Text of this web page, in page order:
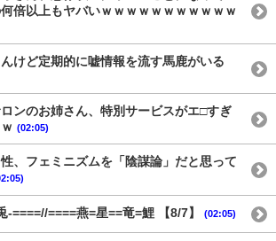
倍以上もヤバいｗｗｗｗｗｗｗｗｗｗｗ
けど定期的に嘘情報を流す馬鹿がいる
ロンのお姉さん、特別サービスがエ□すぎ
(02:05)
性、フェミニズムを「陰謀論」だと思って
-====//====燕=星==竜=鯉 【8/7】 (02:05)